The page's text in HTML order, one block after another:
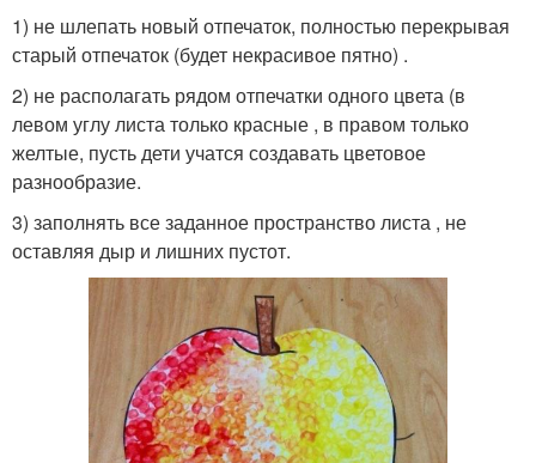
1) не шлепать новый отпечаток, полностью перекрывая
старый отпечаток (будет некрасивое пятно) .
2) не располагать рядом отпечатки одного цвета (в
левом углу листа только красные , в правом только
желтые, пусть дети учатся создавать цветовое
разнообразие.
3) заполнять все заданное пространство листа , не
оставляя дыр и лишних пустот.